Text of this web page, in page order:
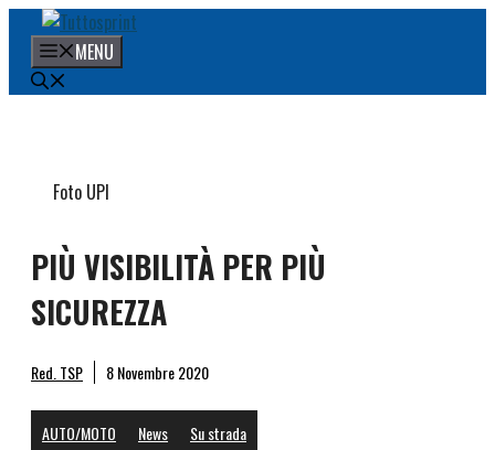
contenuto
MENU
PIÙ VISIBILITÀ PER PIÙ
SICUREZZA
Red. TSP 8 Novembre 2020
AUTO/MOTO News Su strada
Foto UPI